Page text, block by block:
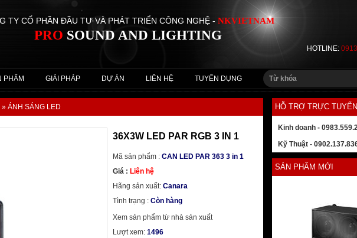
TY CỔ PHẦN ĐẦU TƯ VÀ PHÁT TRIỂN CÔNG NGHỆ -NKVIETNAM
PRO SOUND AND LIGHTING
HOTLINE:
PHẨM GIẢI PHÁP DỰ ÁN LIÊN HỆ TUYỂN DỤNG
» ÁNH SÁNG LED
36X3W LED PAR RGB 3 IN 1
Mã sản phẩm : CAN LED PAR 363 3 in 1
Giá : Liên hệ
Hãng sản xuất: Canara
Tình trạng : Còn hàng
Xem sản phẩm từ nhà sản xuất
Lượt xem: 1496
HỖ TRỢ TRỰC TUYẾN
Kinh doanh -
Kỹ Thuật -
SẢN PHẨM MỚI